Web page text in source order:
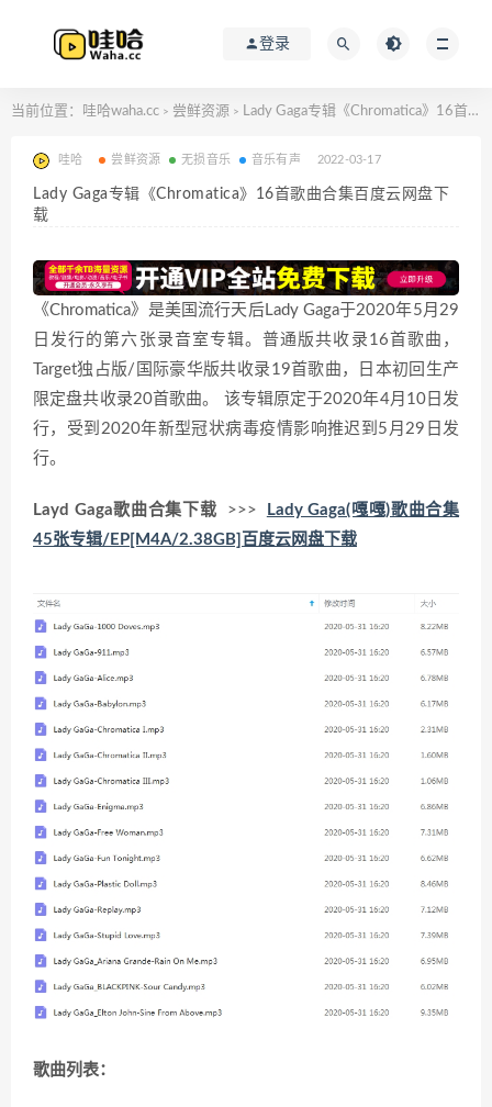
登录
当前位置： 哇哈waha.cc > 尝鲜资源 > Lady Gaga专辑《Chromatica》16首歌曲合集百度云网盘下载
哇哈 尝鲜资源 无损音乐 音乐有声 2022-03-17
Lady Gaga专辑《Chromatica》16首歌曲合集百度云网盘下
载
《Chromatica》是美国流行天后Lady Gaga于2020年5月29
日发行的第六张录音室专辑。普通版共收录16首歌曲，
Target独占版/国际豪华版共收录19首歌曲，日本初回生产
限定盘共收录20首歌曲。 该专辑原定于2020年4月10日发
行，受到2020年新型冠状病毒疫情影响推迟到5月29日发
行。
Layd Gaga歌曲合集下载 >>>
Lady Gaga(嘎嘎)歌曲合集
45张专辑/EP[M4A/2.38GB]百度云网盘下载
歌曲列表：